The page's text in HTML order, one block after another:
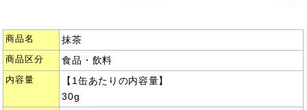
商品名 抹茶
商品区分 食品・飲料
内容量
【1缶あたりの内容量】
30g